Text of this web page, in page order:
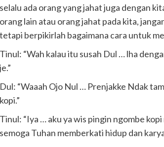
selalu ada orang yang jahat juga dengan
orang lain atau orang jahat pada kita,
tetapi berpikirlah bagaimana cara untuk
Tinul: “Wah kalau itu susah Dul … lha
je.”
Dul: “Waaah Ojo Nul … Prenjakke Ndak
kopi.”
Tinul: “Iya … aku ya wis pingin ngombe
semoga Tuhan memberkati hidup dan